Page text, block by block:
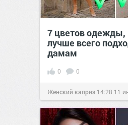
7 цветов одежды,
лучше всего
дамам
0 0
Женский каприз 14:28 11